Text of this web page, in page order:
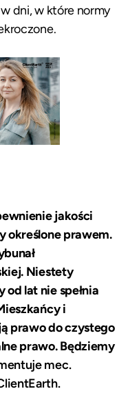
dni, w które normy
jakości
określone prawem.
Niestety
lat nie spełnia
i
prawo do czystego
prawo. Będziemy
mec.